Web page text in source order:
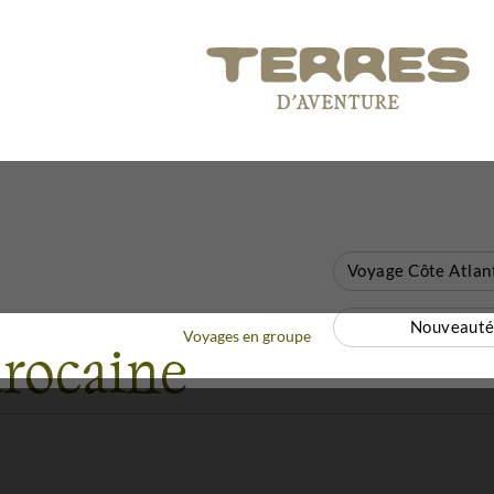
Voyages en groupe